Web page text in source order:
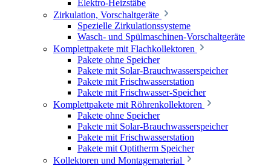
Elektro-Heizstäbe
Zirkulation, Vorschaltgeräte
Spezielle Zirkulationssysteme
Wasch- und Spülmaschinen-Vorschaltgeräte
Komplettpakete mit Flachkollektoren
Pakete ohne Speicher
Pakete mit Solar-Brauchwasserspeicher
Pakete mit Frischwasserstation
Pakete mit Frischwasser-Speicher
Komplettpakete mit Röhrenkollektoren
Pakete ohne Speicher
Pakete mit Solar-Brauchwasserspeicher
Pakete mit Frischwasserstation
Pakete mit Optitherm Speicher
Kollektoren und Montagematerial